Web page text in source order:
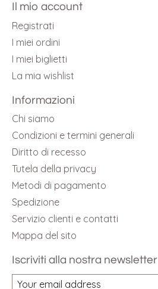
Il mio account
Registrati
I miei ordini
I miei biglietti
La mia wishlist
Informazioni
Chi siamo
Condizioni e termini generali
Diritto di recesso
Tutela della privacy
Metodi di pagamento
Spedizione
Servizio clienti e contatti
Mappa del sito
Iscriviti alla nostra newsletter